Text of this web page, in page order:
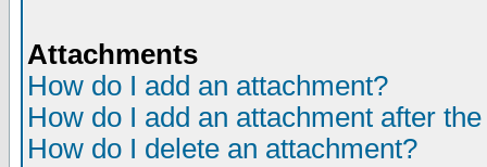
Attachments
How do I add an attachment?
How do I add an attachment after
How do I delete an attachment?